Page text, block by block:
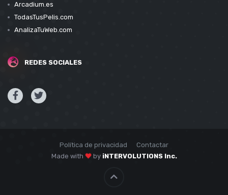
Arcadium.es
TodasTusPelis.com
AnalizaTuWeb.com
REDES SOCIALES
Política de privacidad
Contactar
Made with
by iNTERVOLUTIONS Inc.